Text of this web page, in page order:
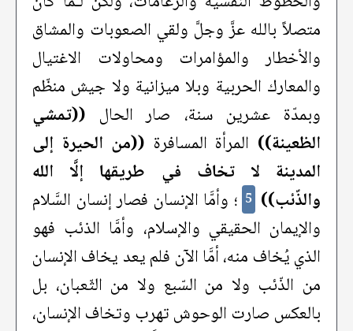
متصلاً بالله عزَّ وجلَّ ولقي الصعوبات والمشاق
والأخطار والمؤامرات ومحاولات الاغتيال
والمعارك الحربية وبلا ميزانية ولا جيش منظّم
وبمدّة عشرين سنة، صار الحال ((تمشي
الظعينة)) المرأة المسافرة ((من الحيرة إلى
المدينة لا تخاف في طريقها إلَّا الله
والذّئب)) 5 ؛ وأمَّا الإنسان فصار إنسان السَّلام
والإيمان الحقيقي والإسلام، وأمَّا الذئب فهو
الذي يُخاف منه، أمَّا الآن فلم يعد يخاف الإنسان
من الذّئب ولا من السّبع ولا من الثّعبان، بل
بالعكس صارت الوحوش تهرب وتخاف الإنسان،